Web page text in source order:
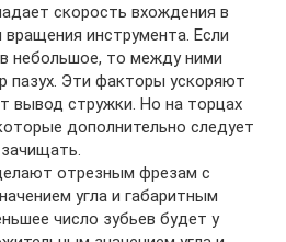
скорость вхождения в
инструмента. Если
небольшое, то между ними
пазух. Эти факторы ускоряют
вывод стружки. Но на торцах
дополнительно следует
зачищать.
отрезным фрезам с
угла и габаритным
число зубьев будет у